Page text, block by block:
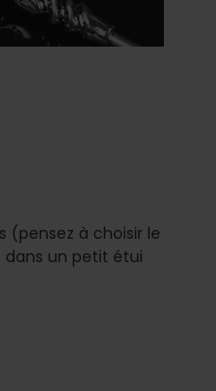
(pensez à choisir le
dans un petit étui